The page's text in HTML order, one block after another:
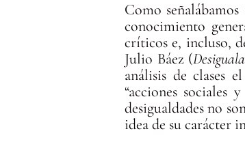
Como
conocimiento
críticos e, incluso,
Julio Báez (
análisis de clases
“acciones
desigualdades no
idea de su carácter